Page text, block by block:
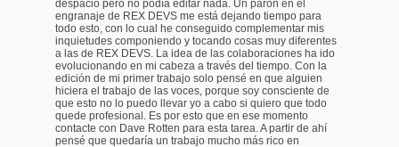
despacio pero no podía editar nada. Un parón en el
engranaje de REX DEVS me está dejando tiempo para
todo esto, con lo cual he conseguido complementar mis
inquietudes componiendo y tocando cosas muy diferentes
a las de REX DEVS. La idea de las colaboraciones ha ido
evolucionando en mi cabeza a través del tiempo. Con la
edición de mi primer trabajo solo pensé en que alguien
hiciera el trabajo de las voces, porque soy consciente de
que esto no lo puedo llevar yo a cabo si quiero que todo
quede profesional. Es por esto que en ese momento
contacte con Dave Rotten para esta tarea. A partir de ahí
pensé que quedaría un trabajo mucho más rico en